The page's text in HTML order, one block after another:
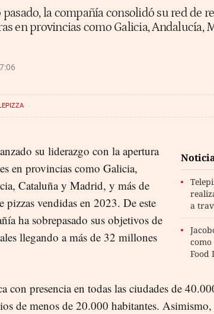
la compañía consolidó su red de
en provincias como Galicia, Andalucía,
a
como
Food
su liderazgo con la apertura
en provincias como Galicia,
Cataluña y Madrid, y más de
pizzas vendidas en 2023. De este
ha sobrepasado sus objetivos de
llegando a más de 32 millones
con presencia en todas las ciudades de
de menos de 20.000 habitantes. Asimismo,